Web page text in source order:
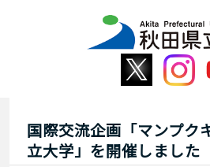
国際交流企画「マンプク
立大学」を開催しました